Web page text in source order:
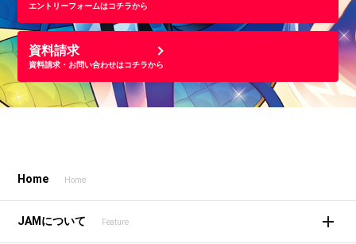
エントリーフォームはコチラから
資料請求
資料請求・お問い合わせはコチラから
Home Home
JAMについて Feature